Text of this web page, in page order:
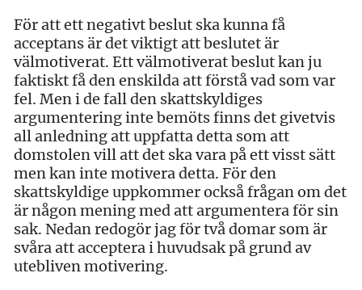
För att ett negativt beslut ska kunna få
acceptans är det viktigt att beslutet är
välmotiverat. Ett välmotiverat beslut kan ju
faktiskt få den enskilda att förstå vad som var
fel. Men i de fall den skattskyldiges
argumentering inte bemöts finns det givetvis
all anledning att uppfatta detta som att
domstolen vill att det ska vara på ett visst sätt
men kan inte motivera detta. För den
skattskyldige uppkommer också frågan om det
är någon mening med att argumentera för sin
sak. Nedan redogör jag för två domar som är
svåra att acceptera i huvudsak på grund av
utebliven motivering.